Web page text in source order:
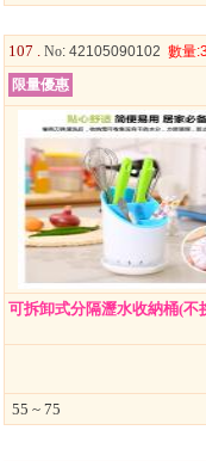
107 . No: 42105090102 數量
限量優惠
可拆卸式分隔瀝水收納桶(不
55 ~ 75